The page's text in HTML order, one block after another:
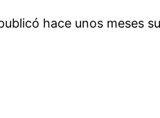
hace unos meses